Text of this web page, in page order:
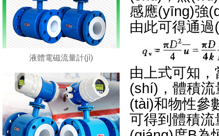
液體電磁流量計(jì)
感應(yīng)強
由此可得通
由上式可知
(shí)，體
(tài)和物性參
可得到體積